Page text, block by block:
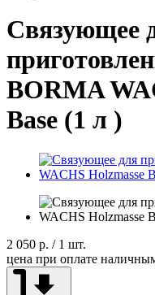
Связующее
BORMA
Base (1 л )
2 050 р. / 1 шт.
цена при оплате